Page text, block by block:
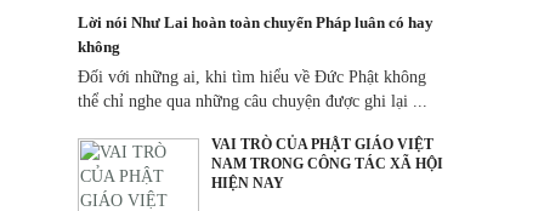
Lời nói Như Lai hoàn toàn chuyển Pháp luân có hay
không
Đối với những ai, khi tìm hiểu về Đức Phật không
thể chỉ nghe qua những câu chuyện được ghi lại ...
VAI TRÒ CỦA PHẬT GIÁO VIỆT
NAM TRONG CÔNG TÁC XÃ HỘI
HIỆN NAY